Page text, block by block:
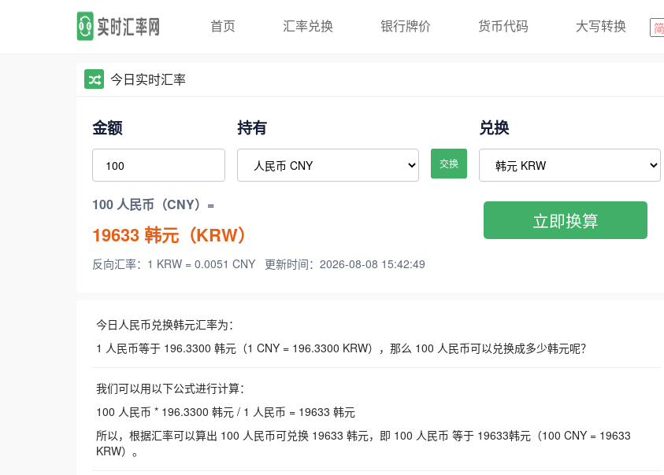
首页 汇率兑换 银行牌价 货币代码 大写转换
今日实时汇率
金额 持有
交换
兑换
100 人民币（CNY）=
19633韩元（KRW）
反向汇率：1 KRW = 0.0051 CNY 更新时间：2026-08-08 15:42:49
立即换算
今日人民币兑换韩元汇率为：
1 人民币等于 196.3300 韩元（1 CNY = 196.3300 KRW），那么 100 人民币可以兑换成多少韩元呢？
我们可以用以下公式进行计算：
100 人民币 * 196.3300 韩元 / 1 人民币 = 19633 韩元
所以，根据汇率可以算出 100 人民币可兑换 19633 韩元，即 100 人民币 等于 19633韩元（100 CNY = 19633
KRW）。